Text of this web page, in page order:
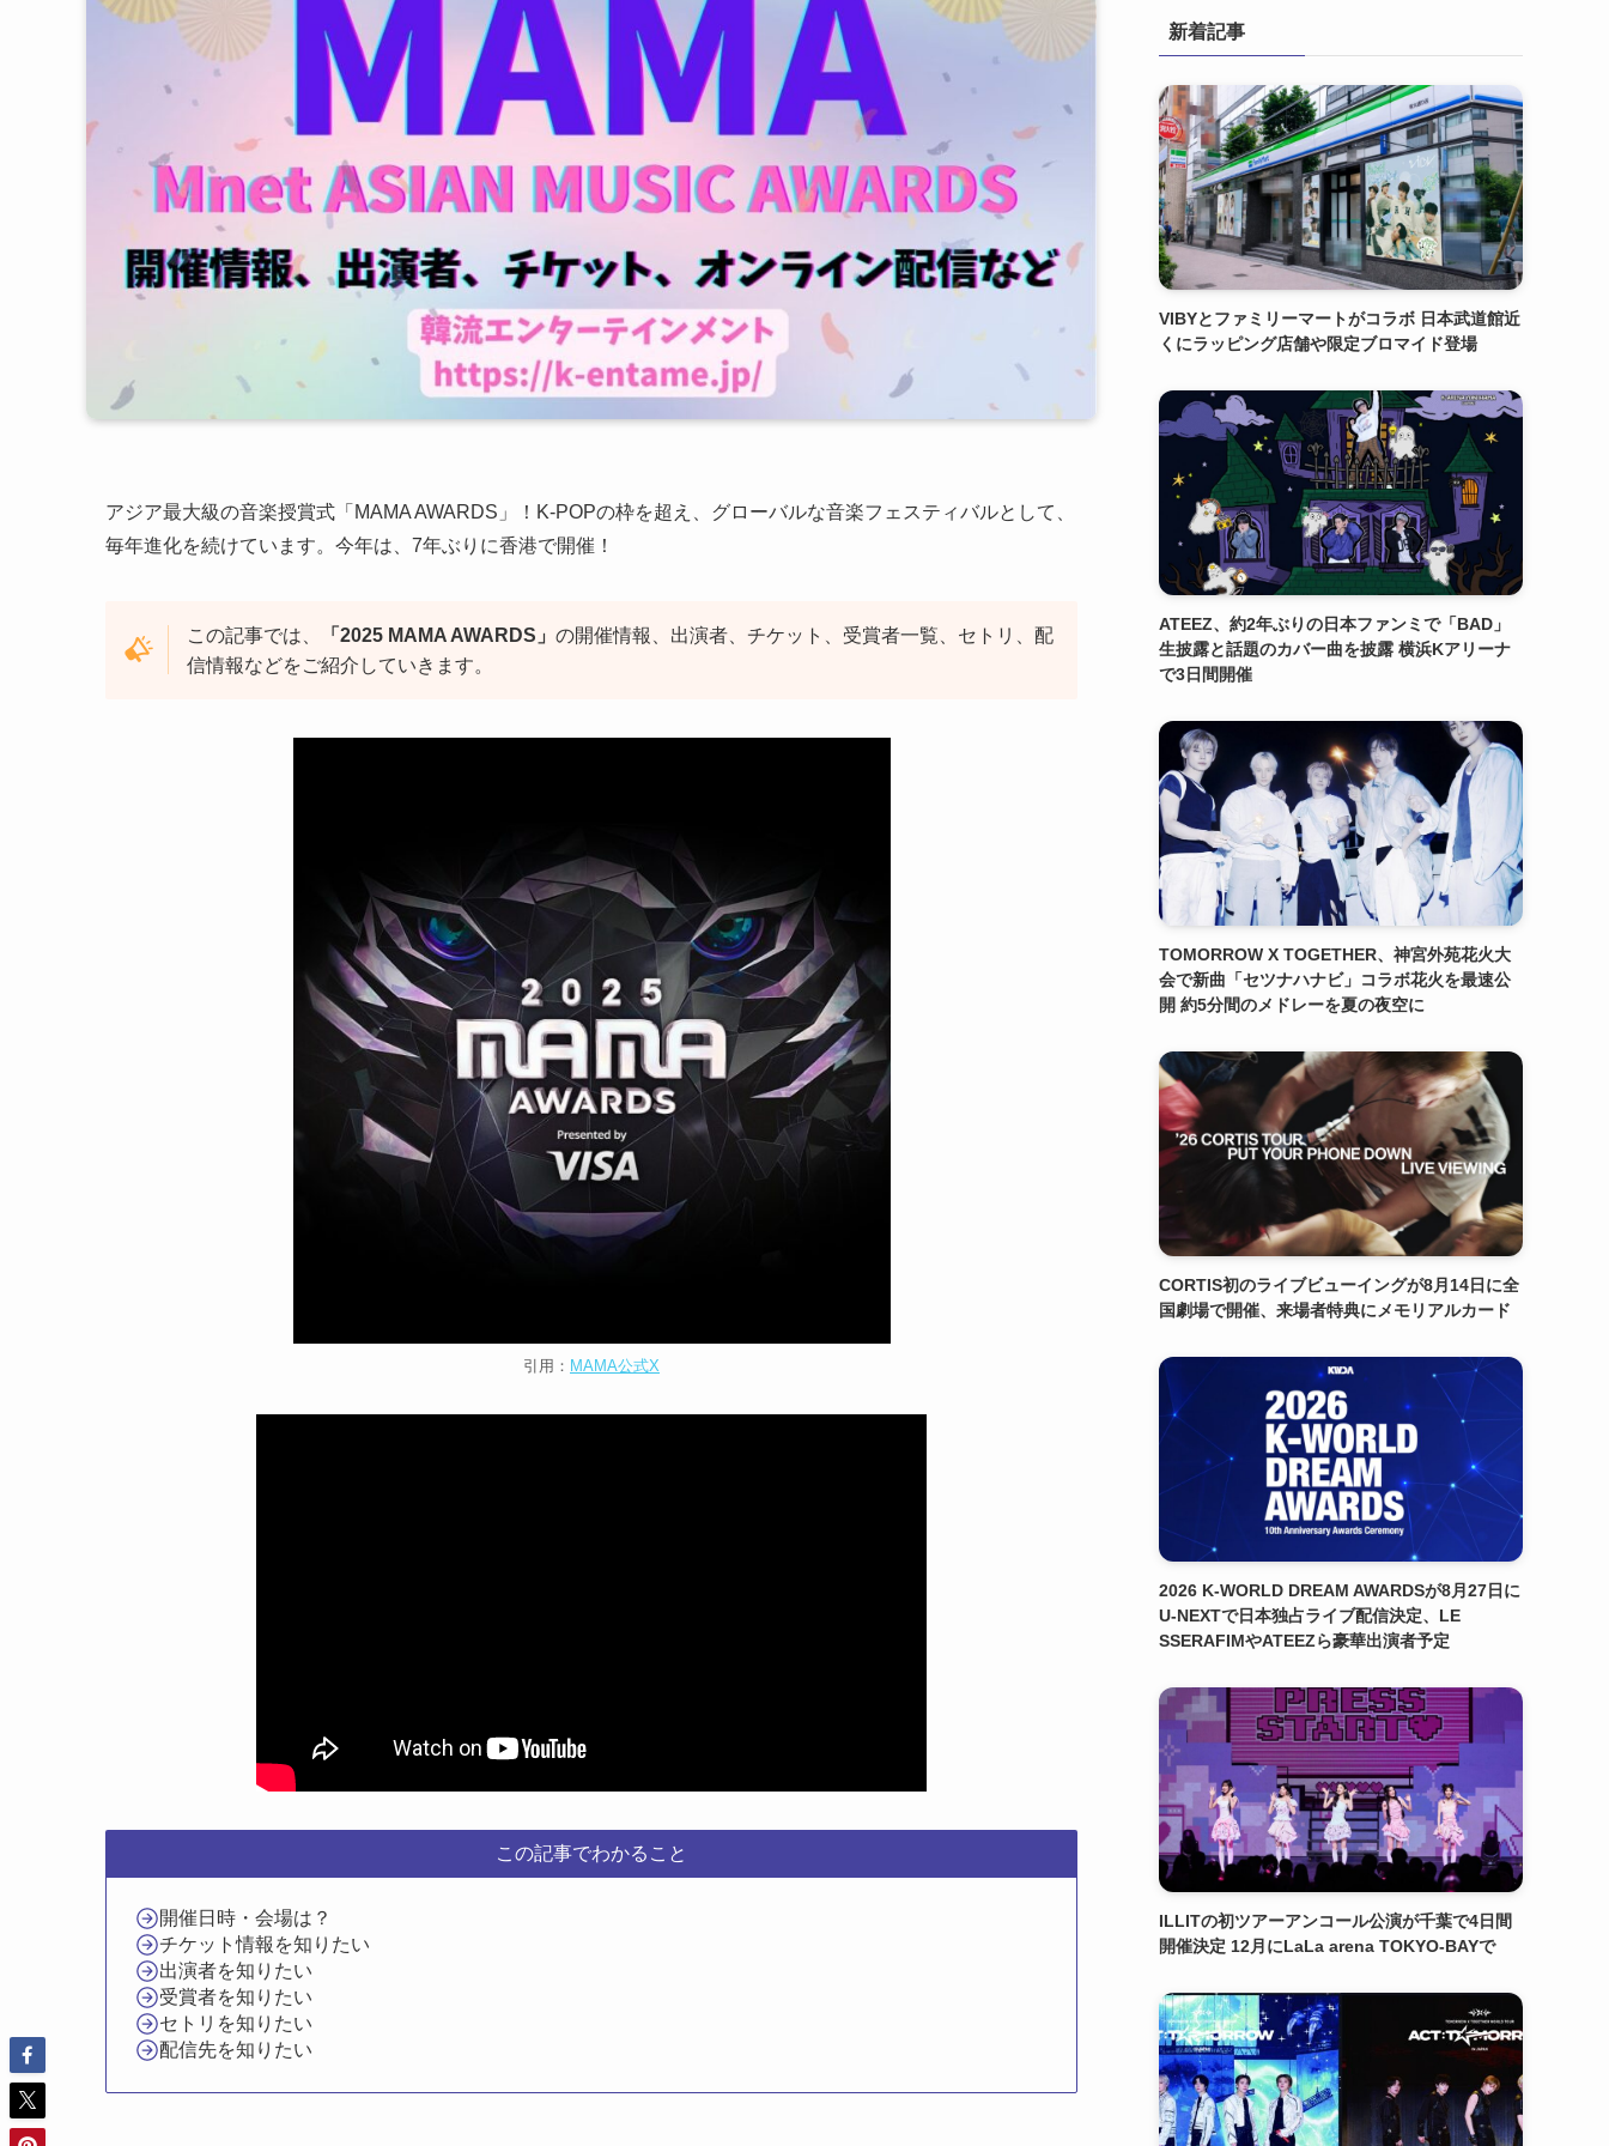
アジア最大級の音楽授賞式「MAMA AWARDS」！K-POPの枠を超え、グローバルな音楽フェスティバルとして、
毎年進化を続けています。今年は、7年ぶりに香港で開催！
この記事では、 「2025 MAMA AWARDS」 の開催情報、出演者、チケット、受賞者一覧、セトリ、配
信情報などをご紹介していきます。
引用： MAMA公式X
この記事でわかること
開催日時・会場は？
チケット情報を知りたい
出演者を知りたい
受賞者を知りたい
セトリを知りたい
配信先を知りたい
新着記事
VIBYとファミリーマートがコラボ 日本武道館近
くにラッピング店舗や限定ブロマイド登場
ATEEZ、約2年ぶりの日本ファンミで「BAD」
生披露と話題のカバー曲を披露 横浜Kアリーナ
で3日間開催
TOMORROW X TOGETHER、神宮外苑花火大
会で新曲「セツナハナビ」コラボ花火を最速公
開 約5分間のメドレーを夏の夜空に
CORTIS初のライブビューイングが8月14日に全
国劇場で開催、来場者特典にメモリアルカード
2026 K-WORLD DREAM AWARDSが8月27日に
U-NEXTで日本独占ライブ配信決定、LE
SSERAFIMやATEEZら豪華出演者予定
ILLITの初ツアーアンコール公演が千葉で4日間
開催決定 12月にLaLa arena TOKYO-BAYで